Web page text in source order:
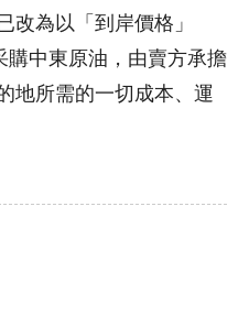
改為以「到岸價格」
購中東原油，由賣方承擔
地所需的一切成本、運